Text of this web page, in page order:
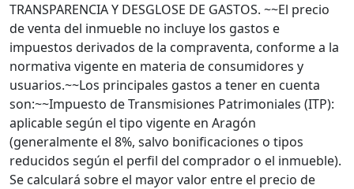
TRANSPARENCIA Y DESGLOSE DE GASTOS. ~~El precio
de venta del inmueble no incluye los gastos e
impuestos derivados de la compraventa, conforme a la
normativa vigente en materia de consumidores y
usuarios.~~Los principales gastos a tener en cuenta
son:~~Impuesto de Transmisiones Patrimoniales (ITP):
aplicable según el tipo vigente en Aragón
(generalmente el 8%, salvo bonificaciones o tipos
reducidos según el perfil del comprador o el inmueble).
Se calculará sobre el mayor valor entre el precio de